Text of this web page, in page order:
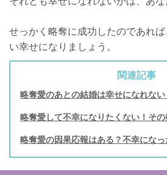
せっかく略奪に成功したのであれ
い幸せになりましょう。
関連記事
略奪愛のあとの結婚は幸せになれな
略奪愛して不幸になりたくない！そ
略奪愛の因果応報はある？不幸にな